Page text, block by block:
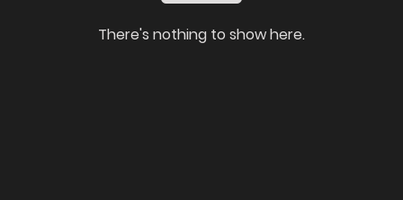
There's nothing to show here.